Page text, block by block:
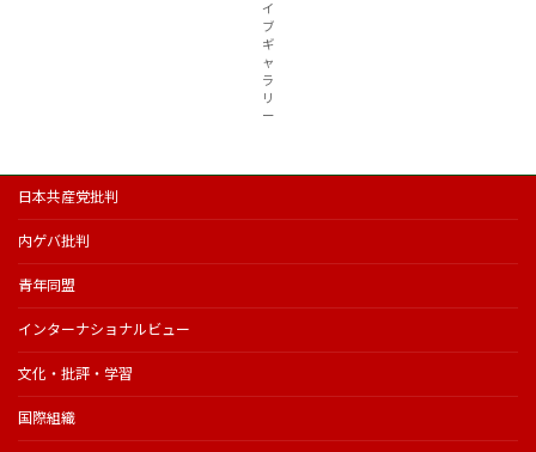
イ
ブ
ギ
ャ
ラ
リ
ー
日本共産党批判
内ゲバ批判
青年同盟
インターナショナルビュー
文化・批評・学習
国際組織